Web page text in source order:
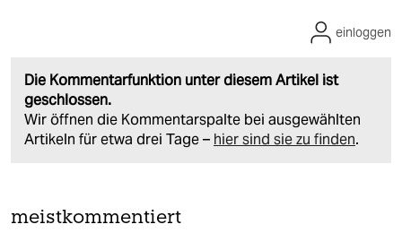
Die Kommentarfunktion unter diesem Artikel ist
geschlossen.
Wir öffnen die Kommentarspalte bei ausgewählten
Artikeln für etwa drei Tage – hier sind sie zu finden.
einloggen
meistkommentiert